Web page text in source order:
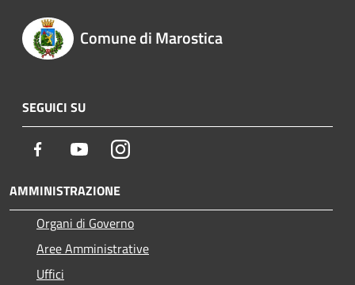
Comune di Marostica
SEGUICI SU
Facebook YoutubeInstagram
AMMINISTRAZIONE
Organi di Governo
Aree Amministrative
Uffici